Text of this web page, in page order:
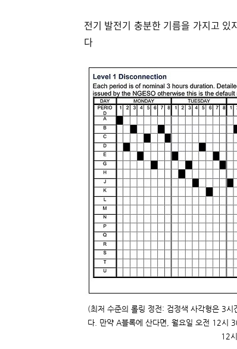
전기 발전기 충분한 기름을 가지고
다
(최저 수준의 롤링 정전: 검정색 사각형은 3
다. 만약 A블록에 산다면, 월요일 오전 12시
12